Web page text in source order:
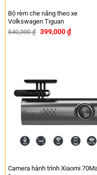
Bộ rèm che nắng theo xe
Volkswagen Tiguan
540,000₫ 399,000₫
Camera hành trình Xiaomi